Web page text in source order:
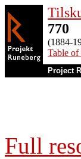
770
(1884-
Table of
Project
Full